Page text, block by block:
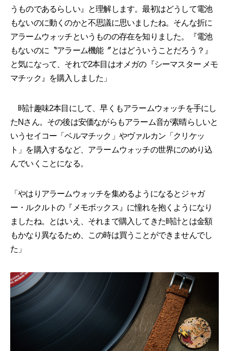
うものであるらしい』と理解します。最初はどうして電池
もないのに動くのかと不思議に思いましたね。そんな折に
アラームウォッチというものの存在を知りました。『電池
もないのに〝アラーム機能〞とはどういうことだろう？』
と気になって、それで2本目はオメガの『シーマスター メモ
マチック』を購入しました」
時計趣味2本目にして、早くもアラームウォッチを手にし
たNさん。その後は安価ながらもアラーム音が素晴らしいと
いうセイコー「ベルマチック」やヴァルカン「クリケッ
ト」を購入するなど、アラームウォッチの世界にのめり込
んでいくことになる。
「やはりアラームウォッチを集めるようになるとジャガ
ー・ルクルトの『メモボックス』に憧れを抱くようになり
ましたね。とはいえ、それまで購入してきた時計とは金額
もかなり異なるため、この時は買うことができませんでし
た」